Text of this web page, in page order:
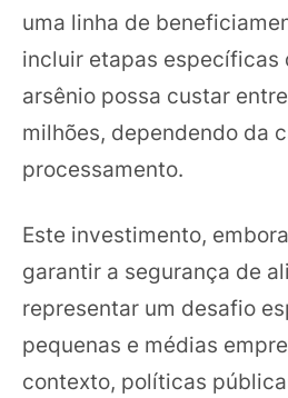
uma linha de
incluir etapas específicas
arsênio possa custar
milhões, dependendo da
processamento.
Este investimento,
garantir a segurança de
representar um desafio
pequenas e médias
contexto, políticas